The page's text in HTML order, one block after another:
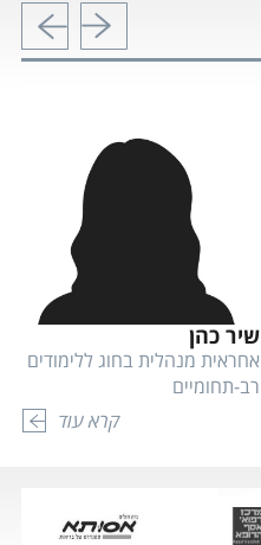
הבא הקודם
שיר כהן
אחראית מנהלית בחוג ללימודים
רב-תחומיים
קרא עוד